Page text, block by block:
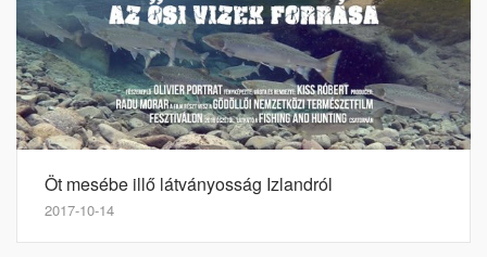
Öt mesébe illő látványosság Izlandról
2017-10-14